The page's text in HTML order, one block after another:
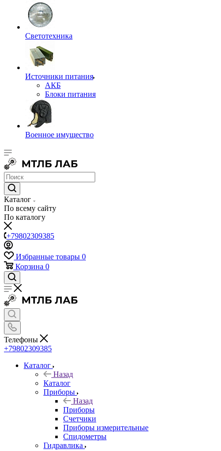
Светотехника
Источники питания
АКБ
Блоки питания
Военное имущество
Каталог
По всему сайту
По каталогу
+79802309385
Избранные товары 0
Корзина 0
Телефоны
+79802309385
Каталог
Назад
Каталог
Приборы
Назад
Приборы
Счетчики
Приборы измерительные
Спидометры
Гидравлика